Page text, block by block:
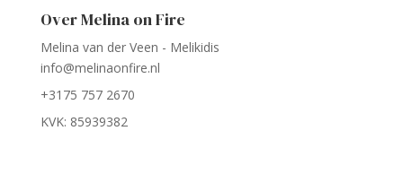
Over Melina on Fire
Melina van der Veen - Melikidis
info@melinaonfire.nl
+3175 757 2670
KVK: 85939382